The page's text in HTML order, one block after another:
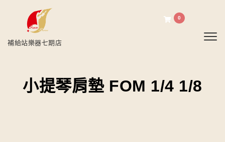
補給站樂器七期店
0
小提琴肩墊 FOM 1/4 1/8